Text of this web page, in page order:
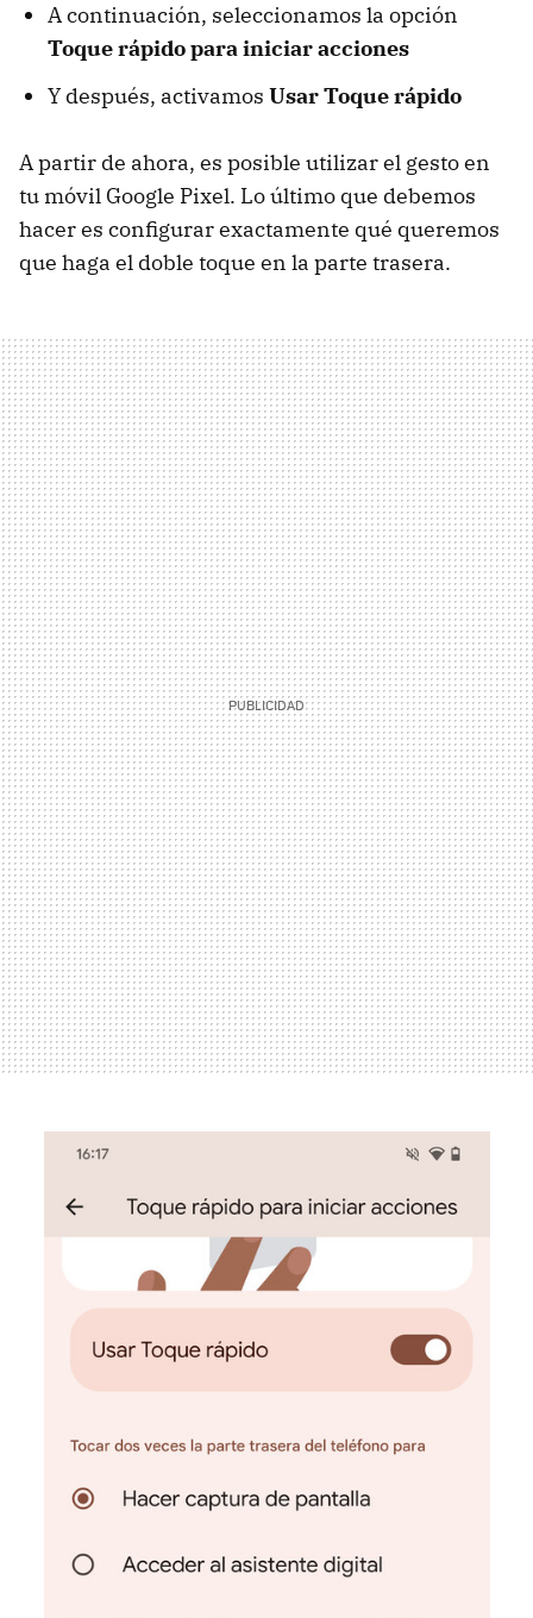
A continuación, seleccionamos la opción
Toque rápido para iniciar acciones
Y después, activamos Usar Toque rápido
A partir de ahora, es posible utilizar el gesto en
tu móvil Google Pixel. Lo último que debemos
hacer es configurar exactamente qué queremos
que haga el doble toque en la parte trasera.